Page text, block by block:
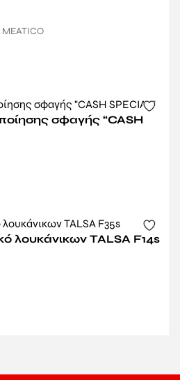
σφαγής “CASH
λουκάνικων TALSA F14s